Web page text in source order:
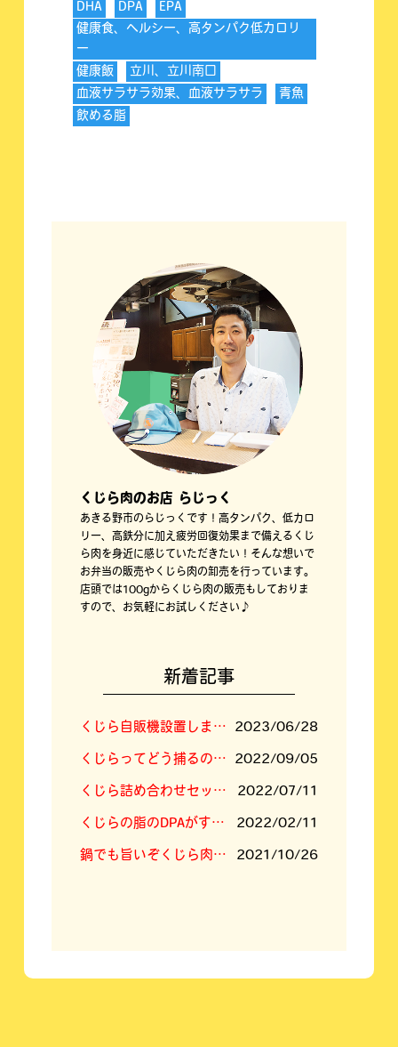
DHA DPA
EPA
健康食、ヘルシー、高タンパク低カロリ
ー
健康飯
立川、立川南口
血液サラサラ効果、血液サラサラ
青魚
飲める脂
くじら肉のお店 らじっく
あきる野市のらじっくです！高タンパク、低カロ
リー、高鉄分に加え疲労回復効果まで備えるくじ
ら肉を身近に感じていただきたい！そんな想いで
お弁当の販売やくじら肉の卸売を行っています。
店頭では100gからくじら肉の販売もしておりま
すので、お気軽にお試しください♪
新着記事
くじら自販機設置しました！ 2023/06/28
くじらってどう捕るの？答えは「空挺ドラゴンズ」に⁉ 2022/09/05
くじら詰め合わせセットの内容新しくなりました 2022/07/11
くじらの脂のDPAがすごい！ 2022/02/11
鍋でも旨いぞくじら肉！くじらすき焼きセット！ 2021/10/26